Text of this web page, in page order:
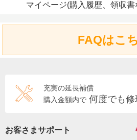
マイページ(購入履歴、領収書
FAQはこ
充実の延長補償
購入金額内で 何度でも修
お客さまサポート